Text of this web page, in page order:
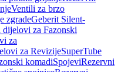
Ventili za brzo
zgradeGeberit Silent-
dijelovi za Fazonski
za
za RevizijeSuperTube
komadiSpojeviRezervni